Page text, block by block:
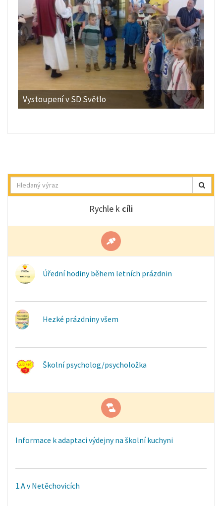
Vystoupení v SD Světlo
Hledat
Rychle k cíli
Úřední hodiny během letních prázdnin
Hezké prázdniny všem
Školní psycholog/psycholožka
Informace k adaptaci výdejny na školní kuchyni
1.A v Netěchovicích